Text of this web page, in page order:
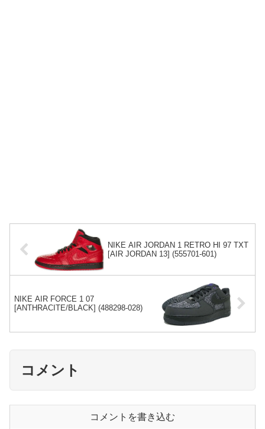
NIKE AIR JORDAN 1 RETRO HI 97 TXT
[AIR JORDAN 13] (555701-601)
NIKE AIR FORCE 1 07
[ANTHRACITE/BLACK] (488298-028)
コメント
コメントを書き込む